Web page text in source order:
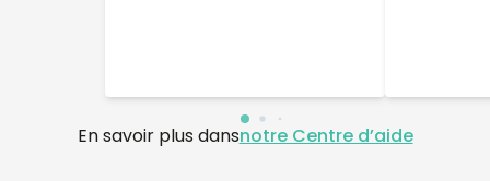
En savoir plus dansnotre Centre d’aide